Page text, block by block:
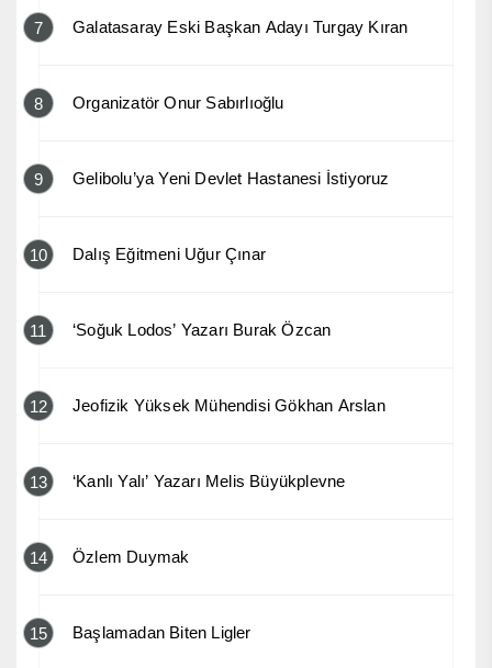
7 Galatasaray Eski Başkan Adayı Turgay Kıran
8 Organizatör Onur Sabırlıoğlu
9 Gelibolu’ya Yeni Devlet Hastanesi İstiyoruz
10 Dalış Eğitmeni Uğur Çınar
11 ‘Soğuk Lodos’ Yazarı Burak Özcan
12 Jeofizik Yüksek Mühendisi Gökhan Arslan
13 ‘Kanlı Yalı’ Yazarı Melis Büyükplevne
14 Özlem Duymak
15 Başlamadan Biten Ligler